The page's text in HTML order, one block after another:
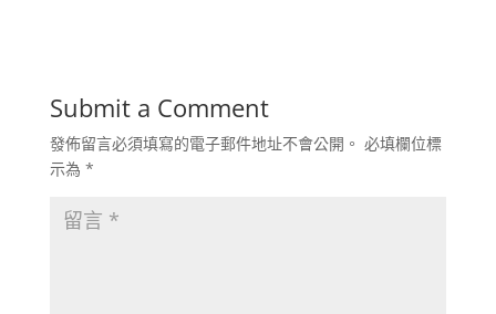
Submit a Comment
發佈留言必須填寫的電子郵件地址不會公開。 必填欄位標
示為 *